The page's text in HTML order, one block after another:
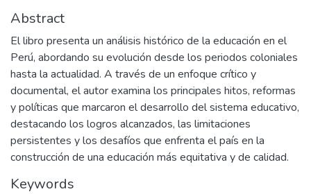
Abstract
El libro presenta un análisis histórico de la educación en el
Perú, abordando su evolución desde los periodos coloniales
hasta la actualidad. A través de un enfoque crítico y
documental, el autor examina los principales hitos, reformas
y políticas que marcaron el desarrollo del sistema educativo,
destacando los logros alcanzados, las limitaciones
persistentes y los desafíos que enfrenta el país en la
construcción de una educación más equitativa y de calidad.
Keywords